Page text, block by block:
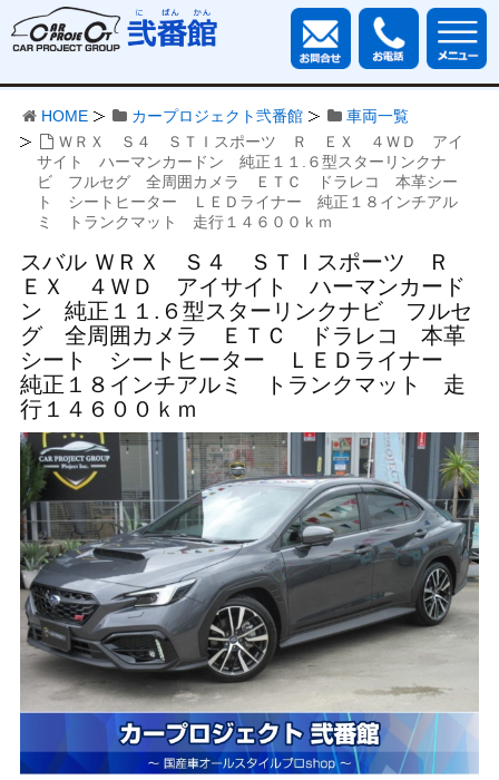
HOME カープロジェクト弐番館
車両一覧
ＷＲＸ Ｓ４ ＳＴＩスポーツ Ｒ ＥＸ ４ＷＤ アイ
サイト ハーマンカードン 純正１１.６型スターリンクナ
ビ フルセグ 全周囲カメラ ＥＴＣ ドラレコ 本革シー
ト シートヒーター ＬＥＤライナー 純正１８インチアル
ミ トランクマット 走行１４６００ｋｍ
スバル ＷＲＸ Ｓ４ ＳＴＩスポーツ Ｒ
ＥＸ ４ＷＤ アイサイト ハーマンカード
ン 純正１１.６型スターリンクナビ フルセ
グ 全周囲カメラ ＥＴＣ ドラレコ 本革
シート シートヒーター ＬＥＤライナー
純正１８インチアルミ トランクマット 走
行１４６００ｋｍ